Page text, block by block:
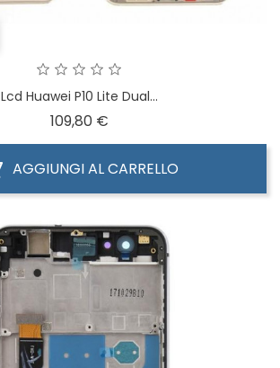
Lcd Huawei P10 Lite Dual...
109,80 €Prezzo
AGGIUNGI AL CARRELLO